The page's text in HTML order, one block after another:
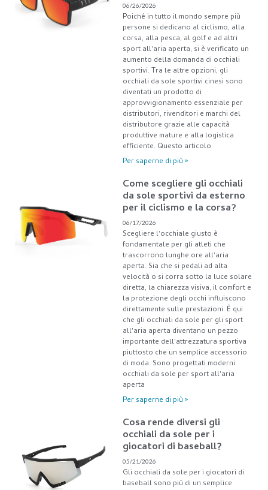
06/26/2026
Poiché in tutto il mondo sempre più
persone si dedicano al ciclismo, alla
corsa, alla pesca, al golf e ad altri
sport all'aria aperta, si è verificato un
aumento della domanda di occhiali
sportivi. Tra le altre opzioni, gli
occhiali da sole sportivi cinesi sono
diventati un prodotto di
approvvigionamento essenziale per
distributori, rivenditori e marchi del
distributore grazie alle capacità
produttive mature e alla logistica
efficiente. Questo articolo
Per saperne di più »
Come scegliere gli occhiali
da sole sportivi da esterno
per il ciclismo e la corsa?
06/17/2026
Scegliere l'occhiale giusto è
fondamentale per gli atleti che
trascorrono lunghe ore all'aria
aperta. Sia che si pedali ad alta
velocità o si corra sotto la luce solare
diretta, la chiarezza visiva, il comfort e
la protezione degli occhi influiscono
direttamente sulle prestazioni. È qui
che gli occhiali da sole per gli sport
all'aria aperta diventano un pezzo
importante dell'attrezzatura sportiva
piuttosto che un semplice accessorio
di moda. Sono progettati moderni
occhiali da sole per sport all'aria
aperta
Per saperne di più »
Cosa rende diversi gli
occhiali da sole per i
giocatori di baseball?
05/21/2026
Gli occhiali da sole per i giocatori di
baseball sono più di un semplice